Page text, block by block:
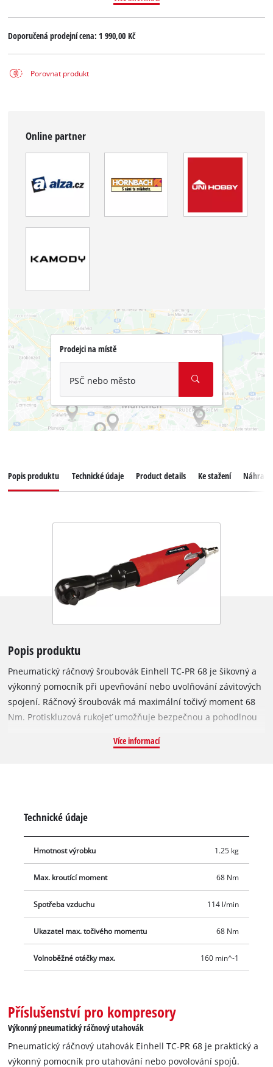
Doporučená prodejní cena:1 990,00 Kč
Porovnat produkt
Online partner
Prodejci na místě
PSČ nebo město
Popis produktu Technické údaje Product details Ke stažení
Popis produktu
Pneumatický ráčnový šroubovák Einhell TC-PR 68 je šikovný a
výkonný pomocník při upevňování nebo uvolňování závitových
spojení. Ráčnový šroubovák má maximální točivý moment 68
Nm. Protiskluzová rukojeť umožňuje bezpečnou a pohodlnou
hadice s vnitřním průměrem 9 milimetrů nebo více. Na hlavici
olej. Dodáváno v praktickém přepravním a skladovacím
pouzdře.
Více informací
Technické údaje
Hmotnost výrobku 1.25 kg
Max. kroutící moment 68 Nm
Spotřeba vzduchu 114 l/min
Ukazatel max. točivého momentu 68 Nm
Volnoběžné otáčky max. 160 min^-1
Příslušenství pro kompresory
Výkonný pneumatický ráčnový utahovák
Pneumatický ráčnový utahovák Einhell TC-PR 68 je praktický a
výkonný pomocník pro utahování nebo povolování spojů.